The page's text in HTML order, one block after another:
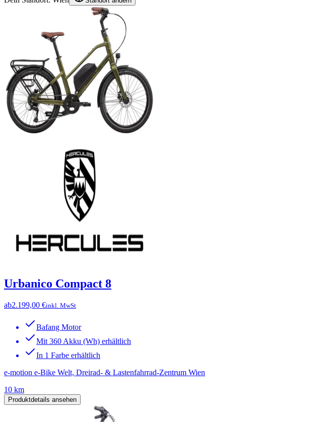
Urbanico Compact 8
ab2.199,00 €inkl. MwSt
Bafang Motor
Mit 360 Akku (Wh) erhältlich
In 1 Farbe erhältlich
e-motion e-Bike Welt, Dreirad- & Lastenfahrrad-Zentrum Wien
10 km
Produktdetails ansehen